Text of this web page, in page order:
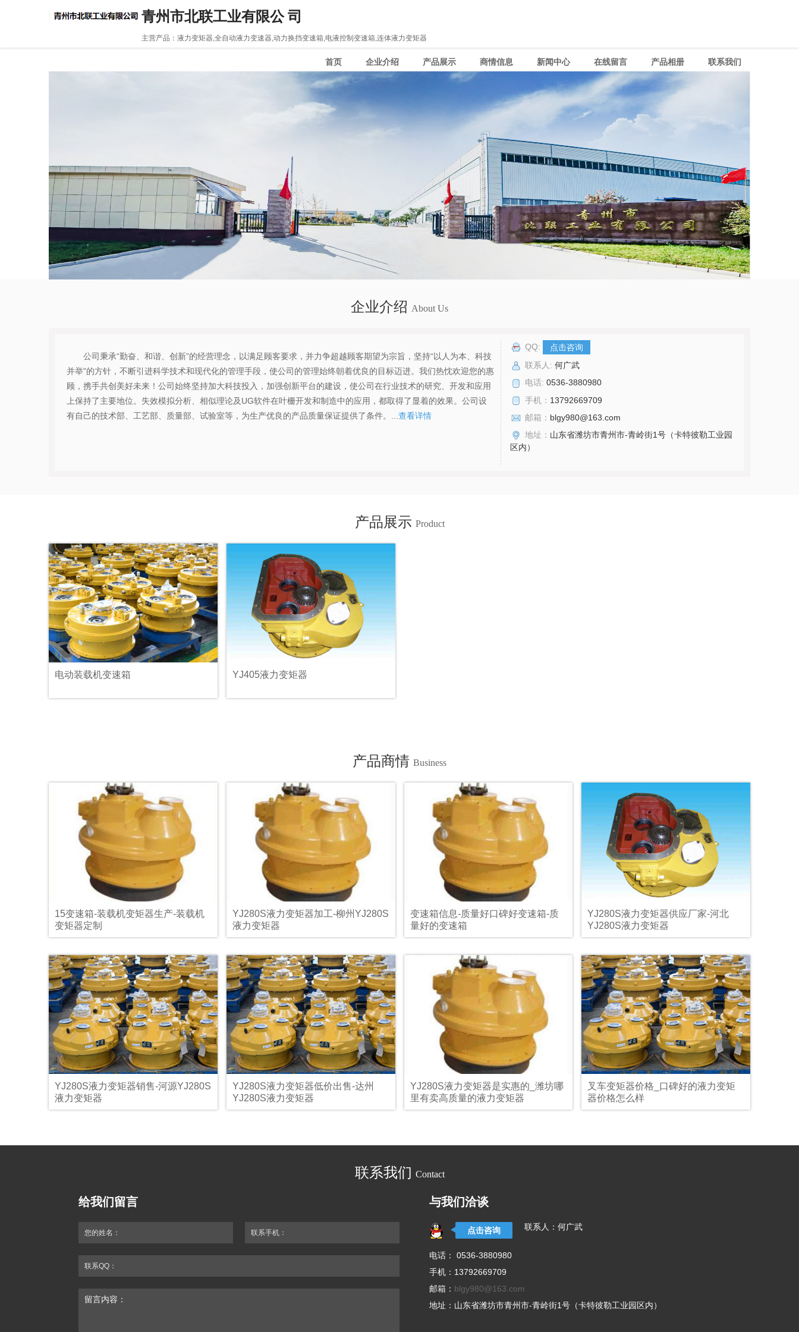
青州市北联工业有限公 司
主营产品：液力变矩器,全自动液力变速器,动力换挡变速箱,电液控制变速箱,连体液力变矩器
首页 企业介绍 产品展示 商情信息 新闻中心 在线留言 产品相册 联系我们
企业介绍 About Us
QQ:
点击咨询
联系人: 何广武
电话: 0536-3880980
手机： 13792669709
邮箱： blgy980@163.com
地址： 山东省潍坊市青州市-青岭街1号（卡特彼勒工业园
区内）
公司秉承“勤奋、和谐、创新”的经营理念，以满足顾客要求，并力争超越顾客期望为宗旨，坚持“以人为本、科技
并举”的方针，不断引进科学技术和现代化的管理手段，使公司的管理始终朝着优良的目标迈进。我们热忱欢迎您的惠
顾，携手共创美好未来！公司始终坚持加大科技投入，加强创新平台的建设，使公司在行业技术的研究、开发和应用
上保持了主要地位。失效模拟分析、相似理论及UG软件在叶栅开发和制造中的应用，都取得了显着的效果。公司设
有自己的技术部、工艺部、质量部、试验室等，为生产优良的产品质量保证提供了条件。... 查看详情
产品展示 Product
电动装载机变速箱 YJ405液力变矩器
产品商情 Business
15变速箱-装载机变矩器生产-装载机
变矩器定制
YJ280S液力变矩器加工-柳州YJ280S
液力变矩器
变速箱信息-质量好口碑好变速箱-质
量好的变速箱
YJ280S液力变矩器供应厂家-河北
YJ280S液力变矩器
YJ280S液力变矩器销售-河源YJ280S
液力变矩器
YJ280S液力变矩器低价出售-达州
YJ280S液力变矩器
YJ280S液力变矩器是实惠的_潍坊哪
里有卖高质量的液力变矩器
叉车变矩器价格_口碑好的液力变矩
器价格怎么样
联系我们 Contact
给我们留言
您的姓名： 联系手机：
联系QQ：
留言内容：
与我们洽谈
点击咨询 联系人：何广武
电话： 0536-3880980
手机：13792669709
邮箱： blgy980@163.com
地址：山东省潍坊市青州市-青岭街1号（卡特彼勒工业园区内）